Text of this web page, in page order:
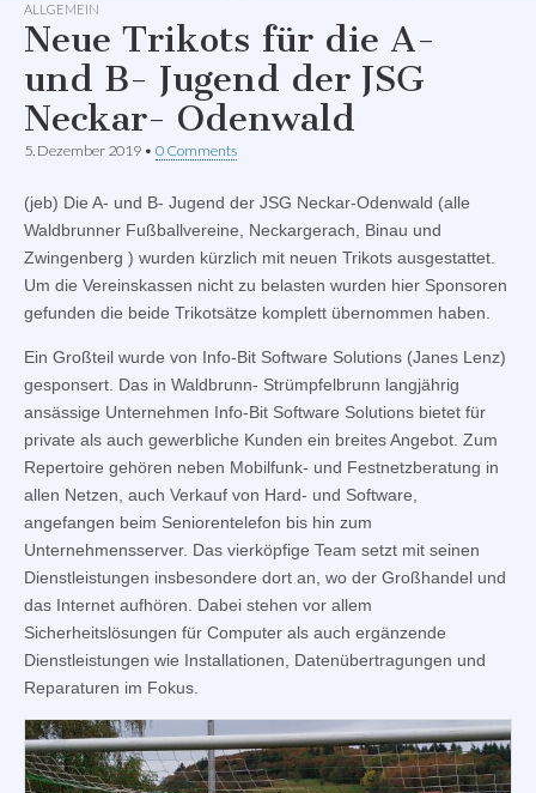
ALLGEMEIN
Neue Trikots für die A-
und B- Jugend der JSG
Neckar- Odenwald
5. Dezember 2019 • 0 Comments
(jeb) Die A- und B- Jugend der JSG Neckar-Odenwald (alle
Waldbrunner Fußballvereine, Neckargerach, Binau und
Zwingenberg ) wurden kürzlich mit neuen Trikots ausgestattet.
Um die Vereinskassen nicht zu belasten wurden hier Sponsoren
gefunden die beide Trikotsätze komplett übernommen haben.
Ein Großteil wurde von Info-Bit Software Solutions (Janes Lenz)
gesponsert. Das in Waldbrunn- Strümpfelbrunn langjährig
ansässige Unternehmen Info-Bit Software Solutions bietet für
private als auch gewerbliche Kunden ein breites Angebot. Zum
Repertoire gehören neben Mobilfunk- und Festnetzberatung in
allen Netzen, auch Verkauf von Hard- und Software,
angefangen beim Seniorentelefon bis hin zum
Unternehmensserver. Das vierköpfige Team setzt mit seinen
Dienstleistungen insbesondere dort an, wo der Großhandel und
das Internet aufhören. Dabei stehen vor allem
Sicherheitslösungen für Computer als auch ergänzende
Dienstleistungen wie Installationen, Datenübertragungen und
Reparaturen im Fokus.